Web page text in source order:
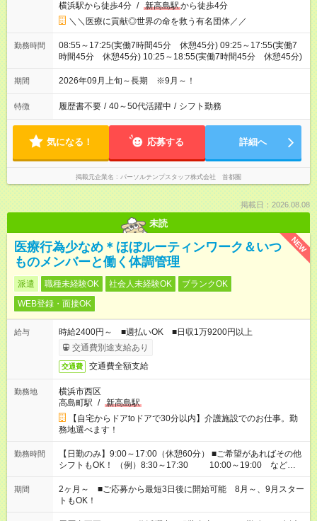
横浜駅から徒歩4分 / 新高島駅から徒歩4分
＼＼医療に貢献◎世界の命を救う有名団体／／
勤務時間
08:55～17:25(実働7時間45分 休憩45分) 09:25～17:55(実働7
時間45分 休憩45分) 10:25～18:55(実働7時間45分 休憩45分)
期間 2026年09月上旬～長期 ※9月～！
特徴 履歴書不要 / 40～50代活躍中 / シフト勤務
気になる！ 応募する 詳細へ
掲載元企業名 パーソルテンプスタッフ株式会社 首都圏
掲載日：2026.08.08
未読
NEW
医療行為少なめ＊ほぼルーティンワーク＆いつ
ものメンバーと働く体調管理
派遣 職種未経験OK 社会人未経験OK
ブランクOK
WEB登録・面接OK
給与
時給2400円～ ■週払いOK ■日収1万9200円以上
交通費別途支給あり
交通費 交通費全額支給
勤務地
横浜市西区
高島町駅 / 新高島駅
【自宅からドアtoドアで30分以内】介護施設でのお仕事。勤
務地選べます！
勤務時間
【日勤のみ】9:00～17:00（休憩60分） ■ご希望があればその他
シフトもOK！ （例）8:30～17:30 10:00～19:00 など
「家族とお休みを合わせたい」 「できれば残業はしたくない」
など、あなたのご希望に沿ったお仕事をご紹介します！ ※Wワ
ーク希望の方へ 今ご覧のお仕事で希望する勤務時間と、もう1つ
のお仕事の勤務時間。 合計で週40時間を超える場合は応募でき
期間
2ヶ月～ ■ご応募から最短3日後に開始可能 8月～、9月スター
トもOK！